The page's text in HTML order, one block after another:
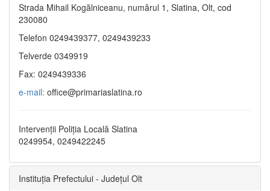
Strada Mihail Kogălniceanu, numărul 1, Slatina, Olt, cod
230080
Telefon 0249439377, 0249439233
Telverde 0349919
Fax: 0249439336
e-mail: office@primariaslatina.ro
Intervenții Poliția Locală Slatina
0249954, 0249422245
Instituția Prefectului - Județul Olt